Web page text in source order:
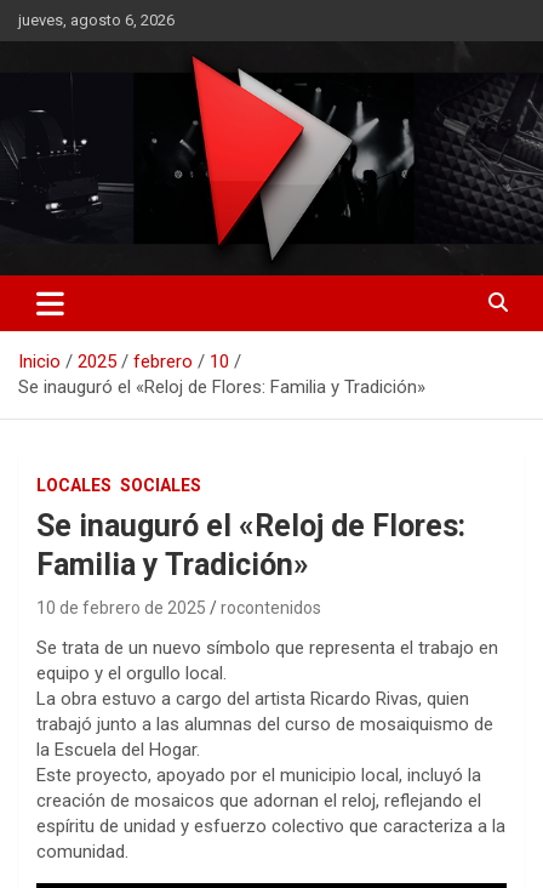
Saltar
al
jueves, agosto 6, 2026
RO CONTENIDOS
Inicio 2025 febrero
10
Se inauguró el «Reloj de Flores: Familia y Tradición»
LOCALES SOCIALES
Se inauguró el «Reloj de Flores:
Familia y Tradición»
10 de febrero de 2025 rocontenidos
Se trata de un nuevo símbolo que representa el trabajo en
equipo y el orgullo local.
La obra estuvo a cargo del artista Ricardo Rivas, quien
trabajó junto a las alumnas del curso de mosaiquismo de
la Escuela del Hogar.
Este proyecto, apoyado por el municipio local, incluyó la
creación de mosaicos que adornan el reloj, reflejando el
espíritu de unidad y esfuerzo colectivo que caracteriza a la
comunidad.